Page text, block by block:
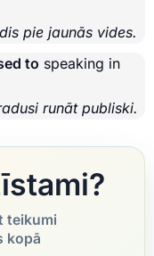
pie jaunās vides.
to speaking in
runāt publiski.
teikumi
kopā